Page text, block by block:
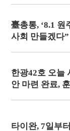
臺총통, ‘8.1 원
사회 만들겠다”
한광42호 오늘
안 마련 완료,
타이완, 7일부